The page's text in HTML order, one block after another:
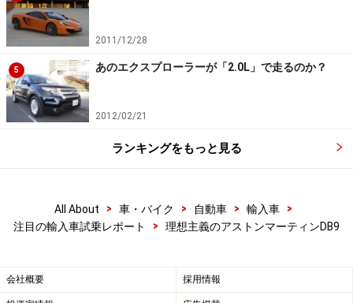
2011/12/28
5 あのエクスプローラーが「2.0L」で走るのか？
2012/02/21
ランキングをもっと見る
All About > 車・バイク > 自動車 > 輸入車
>
注目の輸入車試乗レポート
> 理想主義のアストンマーティンDB9
会社概要 採用情報